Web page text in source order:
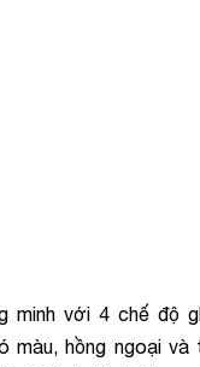
minh với 4 chế độ
màu, hồng ngoại